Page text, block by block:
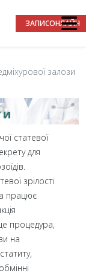
ЗАПИСОНЛАЙН
залози
статевої
для
зрілості
працює
процедура,
на